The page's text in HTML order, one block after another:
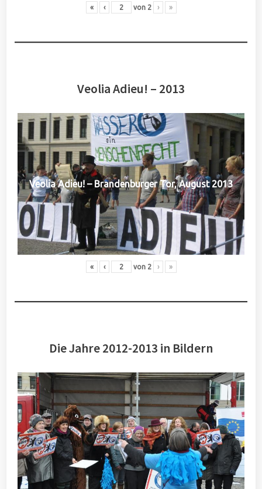
« ‹ von 2 › »
Veolia Adieu! – 2013
Veolia Adieu! – Brandenburger Tor, August 2013
« ‹ von 2 › »
Die Jahre 2012-2013 in Bildern